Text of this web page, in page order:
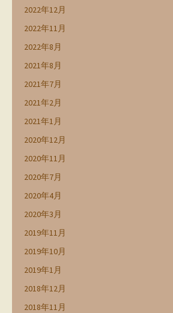
2022年12月
2022年11月
2022年8月
2021年8月
2021年7月
2021年2月
2021年1月
2020年12月
2020年11月
2020年7月
2020年4月
2020年3月
2019年11月
2019年10月
2019年1月
2018年12月
2018年11月